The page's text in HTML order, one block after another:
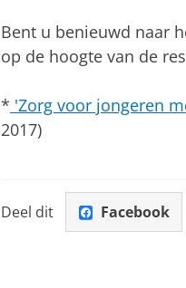
Bent u benieuwd naar
op de hoogte van de
* 'Zorg voor jongeren
2017)
Deel dit Facebook